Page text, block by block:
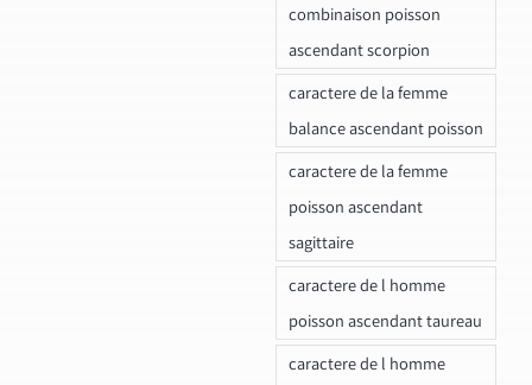
combinaison poisson
ascendant scorpion
caractere de la femme
balance ascendant poisson
caractere de la femme
poisson ascendant
sagittaire
caractere de l homme
poisson ascendant taureau
caractere de l homme